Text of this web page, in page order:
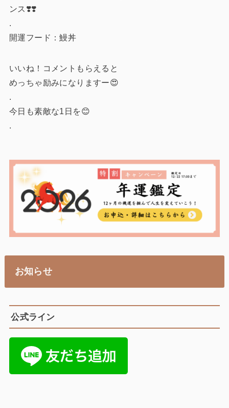
ンス❣️❣️
.
開運フード：鰻丼
いいね！コメントもらえると
めっちゃ励みになりますー😍
.
今日も素敵な1日を😊
.
お知らせ
公式ライン